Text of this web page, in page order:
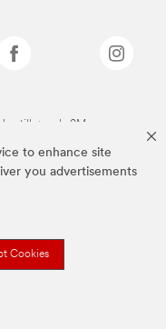
to enhance site
you advertisements
Cookies
tilhørende 3M.